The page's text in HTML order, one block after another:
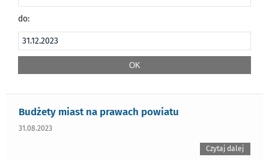
do:
Budżety miast na prawach powiatu
31.08.2023
Czytaj dalej